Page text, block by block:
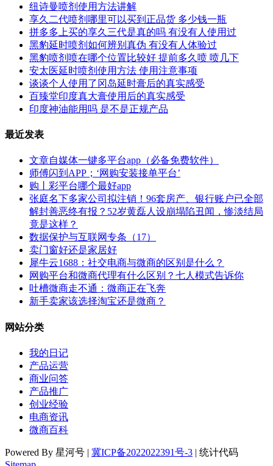
纽诗曼喷剂使用方法讲解
享久二代喷剂哪里可以买到正品货 多少钱一瓶
拼多多上买的享久三代是真的吗 有没有人使用过
黑豹延时喷剂如何辨别真伪 有没有人体验过
黑豹喷剂喷在哪个位置比较好 提前多久喷 喷几下
安太医延时喷剂使用方法 使用注意事项
谈谈个人使用了冈岛延时膏后的真实感受
百臻堂印度真大膏使用后的真实感受
印度神油能用吗 是不是正规产品
最近发表
文章自媒体一键多平台app（必备免费软件）
师傅闪到APP；‘网购安装接单平台’
购丨彩平台哪个最好app
张庭名下多家公司拟注销！96套房产、银行账户已全部
解封善恶终有报？52岁黄磊人设崩塌陷丑闻，惨淡结局
竟是这样？
数据保护与互联网专条（17）
卖门窗好还是家居好
犀牛云1688：社交电商与微商的区别是什么？
网购平台和微商代理有什么区别？七人模式告诉你
吐槽微商走不通：微商正在飞奔
新手卖家该选择淘宝还是微商？
网站分类
我的日记
产品运营
商业问答
产品推广
创业经验
电商资讯
微商百科
Powered By 星河号 | 冀ICP备2022022391号-3 | 统计代码